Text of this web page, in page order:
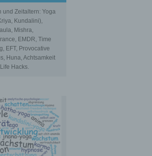
und Zeitaltern: Yoga
Kundalini),
Mishra,
EMDR, Time
EFT, Provocative
Huna, Achtsamkeit
Hacks.